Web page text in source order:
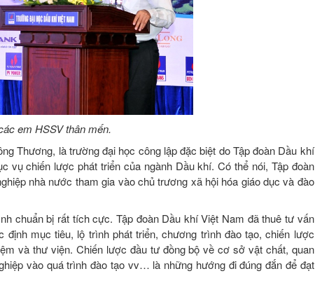
em HSSV thân mến.
Thương, là trường đại học công lập đặc biệt do Tập đoàn Dầu khí
chiến lược phát triển của ngành Dầu khí. Có thể nói, Tập đoàn
nhà nước tham gia vào chủ trương xã hội hóa giáo dục và đào
chuẩn bị rất tích cực. Tập đoàn Dầu khí Việt Nam đã thuê tư vấn
mục tiêu, lộ trình phát triển, chương trình đào tạo, chiến lược
và thư viện. Chiến lược đầu tư đồng bộ về cơ sở vật chất, quan
vào quá trình đào tạo vv… là những hướng đi đúng đắn để đạt